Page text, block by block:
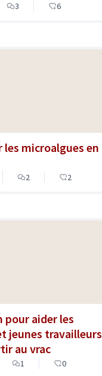
3 6
les microalgues en
2 2
pour aider les
jeunes travailleurs
au vrac
1 0